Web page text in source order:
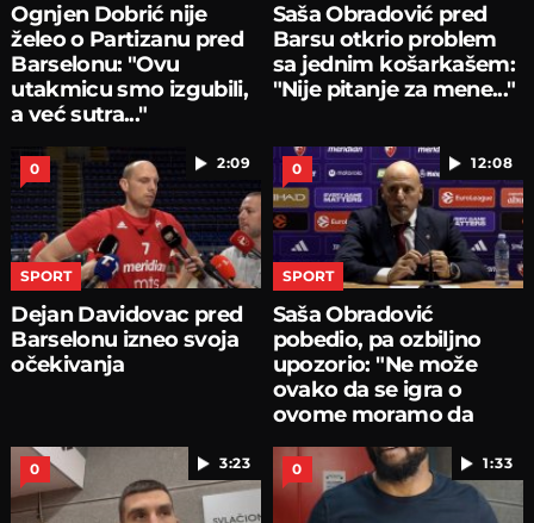
Ognjen Dobrić nije
želeo o Partizanu pred
Barselonu: "Ovu
utakmicu smo izgubili,
a već sutra..."
Saša Obradović pred
Barsu otkrio problem
sa jednim košarkašem:
"Nije pitanje za mene..."
2:09
0
SPORT
Dejan Davidovac pred
Barselonu izneo svoja
očekivanja
12:08
0
SPORT
Saša Obradović
pobedio, pa ozbiljno
upozorio: "Ne može
ovako da se igra o
ovome moramo da
3:23
0 1:33
0